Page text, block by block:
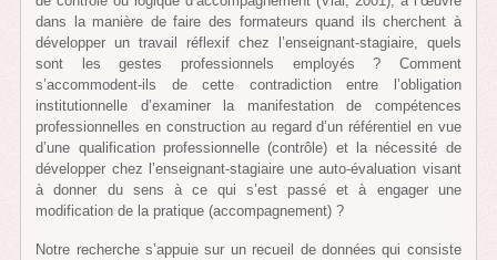
dans la manière de faire des formateurs quand ils cherchent à
développer un travail réflexif chez l’enseignant-stagiaire, quels
sont les gestes professionnels employés ? Comment
s’accommodent-ils de cette contradiction entre l’obligation
institutionnelle d’examiner la manifestation de compétences
professionnelles en construction au regard d’un référentiel en vue
d’une qualification professionnelle (contrôle) et la nécessité de
développer chez l’enseignant-stagiaire une auto-évaluation visant
à donner du sens à ce qui s’est passé et à engager une
modification de la pratique (accompagnement) ?
Notre recherche s’appuie sur un recueil de données qui consiste